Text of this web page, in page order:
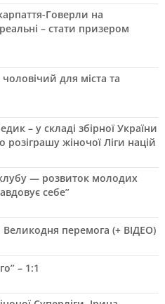
Говерли на
– стати призером
для міста та
– у складі збірної України
розіграшу жіночої Ліги націй
— розвиток молодих
себе”
перемога (+ ВІДЕО)
– 1:1